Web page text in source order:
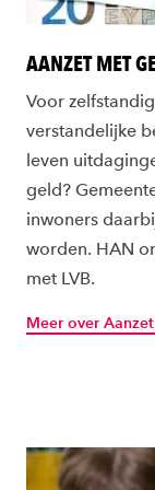
AANZET MET
Voor
verstandelijke
leven
geld?
inwoners
worden. HAN
met LVB.
Meer over